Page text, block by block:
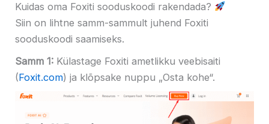
Kuidas oma Foxiti sooduskoodi rakendada?
Siin on lihtne samm-sammult juhend Foxiti
sooduskoodi saamiseks.
Samm 1: Külastage Foxiti ametlikku veebisaiti
(Foxit.com) ja klõpsake nuppu „Osta kohe“.